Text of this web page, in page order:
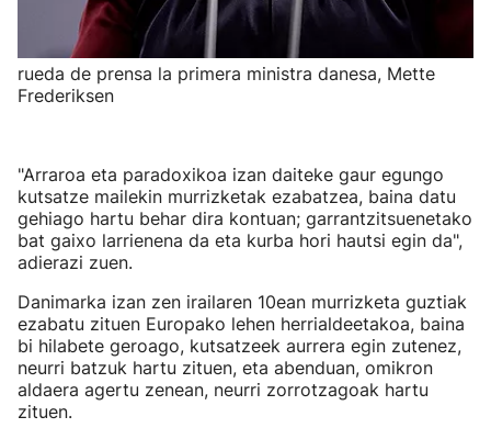
rueda de prensa la primera ministra danesa, Mette
Frederiksen
"Arraroa eta paradoxikoa izan daiteke gaur egungo
kutsatze mailekin murrizketak ezabatzea, baina datu
gehiago hartu behar dira kontuan; garrantzitsuenetako
bat gaixo larrienena da eta kurba hori hautsi egin da",
adierazi zuen.
Danimarka izan zen irailaren 10ean murrizketa guztiak
ezabatu zituen Europako lehen herrialdeetakoa, baina
bi hilabete geroago, kutsatzeek aurrera egin zutenez,
neurri batzuk hartu zituen, eta abenduan, omikron
aldaera agertu zenean, neurri zorrotzagoak hartu
zituen.